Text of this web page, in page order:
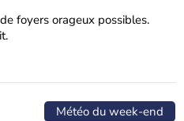
foyers orageux possibles.
Météo du week-end